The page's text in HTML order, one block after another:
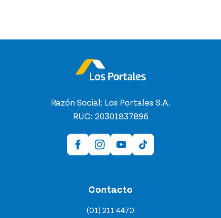
Razón Social: Los Portales S.A.
RUC: 20301837896
Contacto
(01) 211 4470